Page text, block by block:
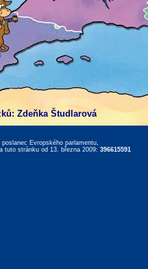
Zdeňka Študlarová
Evropského parlamentu,
tuto stránku od 13. března 2009: 396615591